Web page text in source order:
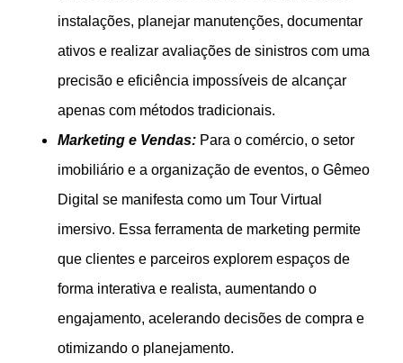
instalações, planejar manutenções, documentar
ativos e realizar avaliações de sinistros com uma
precisão e eficiência impossíveis de alcançar
apenas com métodos tradicionais.
Marketing e Vendas: Para o comércio, o setor
imobiliário e a organização de eventos, o Gêmeo
Digital se manifesta como um Tour Virtual
imersivo. Essa ferramenta de marketing permite
que clientes e parceiros explorem espaços de
forma interativa e realista, aumentando o
engajamento, acelerando decisões de compra e
otimizando o planejamento.